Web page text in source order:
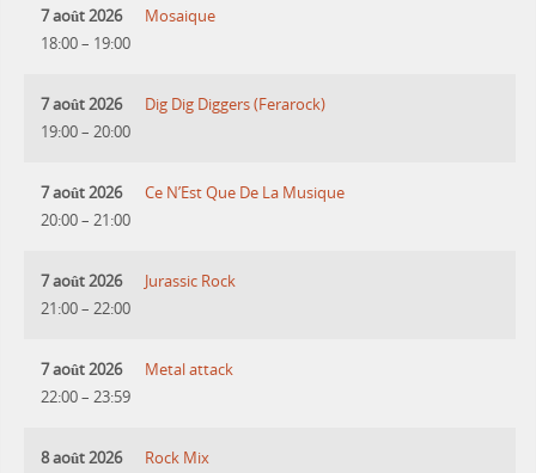
7 août 2026
18:00– 19:00
Mosaique
7 août 2026
19:00– 20:00
Dig Dig Diggers (Ferarock)
7 août 2026
20:00– 21:00
Ce N’Est Que De La Musique
7 août 2026
21:00– 22:00
Jurassic Rock
7 août 2026
22:00– 23:59
Metal attack
8 août 2026
Rock Mix